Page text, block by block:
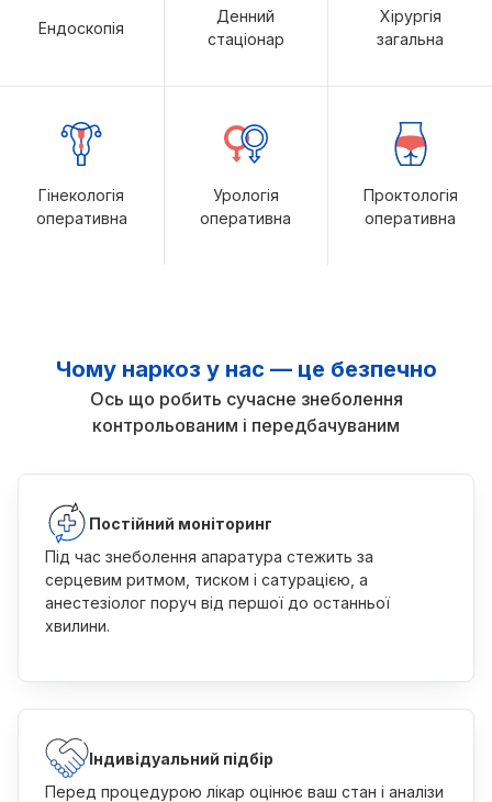
Ендоскопія
Денний
стаціонар
Хірургія
загальна
Гінекологія
оперативна
Урологія
оперативна
Проктологія
оперативна
Чому наркоз у нас — це безпечно
Ось що робить сучасне знеболення
контрольованим і передбачуваним
Постійний моніторинг
Під час знеболення апаратура стежить за
серцевим ритмом, тиском і сатурацією, а
анестезіолог поруч від першої до останньої
хвилини.
Індивідуальний підбір
Перед процедурою лікар оцінює ваш стан і аналізи